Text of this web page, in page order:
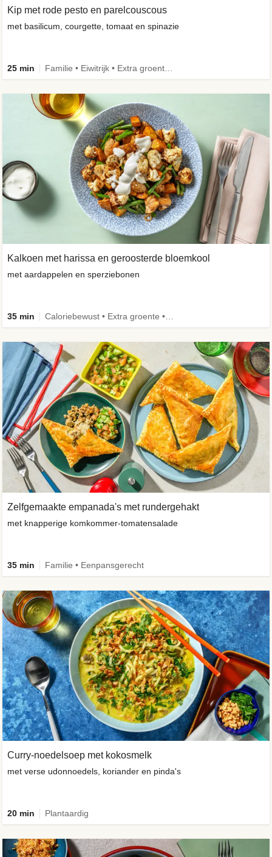
Kalkoen met harissa en geroosterde bloemkool
met aardappelen en sperziebonen
35 min
Kip met rode pesto en parelcouscous
met basilicum, courgette, tomaat en spinazie
25 min
Zelfgemaakte empanada's met rundergehakt
met knapperige komkommer-tomatensalade
35 min Familie • Eenpansgerecht
Curry-noedelsoep met kokosmelk
met verse udonnoedels, koriander en pinda's
20 min Plantaardig